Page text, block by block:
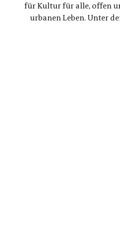
für Kultur für alle, offen
urbanen Leben. Unter